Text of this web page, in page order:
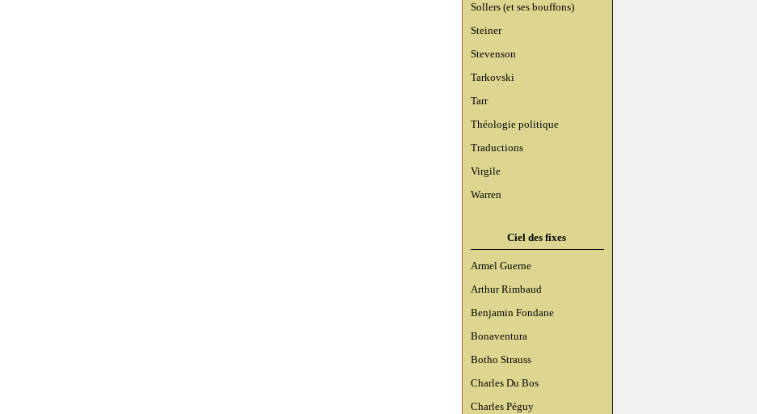
Sollers (et ses bouffons)
Steiner
Stevenson
Tarkovski
Tarr
Théologie politique
Traductions
Virgile
Warren
Ciel des fixes
Armel Guerne
Arthur Rimbaud
Benjamin Fondane
Bonaventura
Botho Strauss
Charles Du Bos
Charles Péguy